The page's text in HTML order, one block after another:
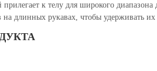
прилегает к телу для широкого
длинных рукавах, чтобы удерживать их